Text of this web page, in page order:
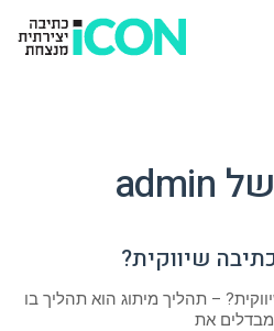
admin
שיווקית?
– תהליך מיתוג הוא תהליך בו
את